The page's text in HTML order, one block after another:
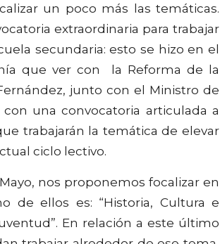
un poco más las temáticas.
extraordinaria para trabajar
secundaria: esto se hizo en el
que ver con la Reforma de la
junto con el Ministro de
una convocatoria articulada a
trabajarán la temática de elevar
ciclo lectivo.
nos proponemos focalizar en
de ellos es: “Historia, Cultura e
En relación a este último